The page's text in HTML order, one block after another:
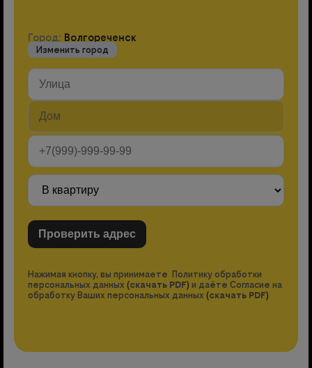
Город: Волгореченск
Изменить город
Нажимая кнопку, вы принимаете Политику обработки
персональных данных (скачать PDF) и даёте Согласие на
обработку Ваших персональных данных (скачать PDF)